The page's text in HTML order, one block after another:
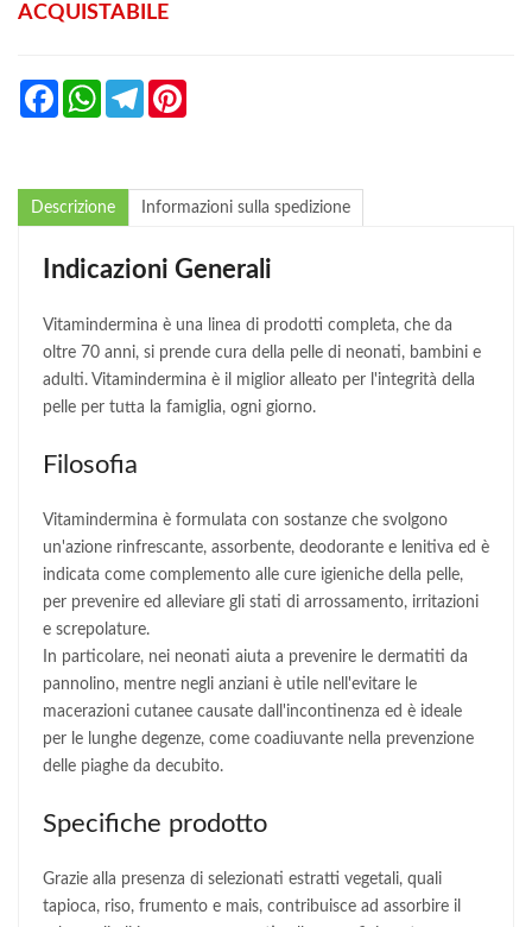
ACQUISTABILE
FacebookWhatsAppTelegram
Descrizione Informazioni sulla spedizione
Indicazioni Generali
Vitamindermina è una linea di prodotti completa, che da
oltre 70 anni, si prende cura della pelle di neonati, bambini e
adulti. Vitamindermina è il miglior alleato per l'integrità della
pelle per tutta la famiglia, ogni giorno.
Filosofia
Vitamindermina è formulata con sostanze che svolgono
un'azione rinfrescante, assorbente, deodorante e lenitiva ed è
indicata come complemento alle cure igieniche della pelle,
per prevenire ed alleviare gli stati di arrossamento, irritazioni
e screpolature.
In particolare, nei neonati aiuta a prevenire le dermatiti da
pannolino, mentre negli anziani è utile nell'evitare le
macerazioni cutanee causate dall'incontinenza ed è ideale
per le lunghe degenze, come coadiuvante nella prevenzione
delle piaghe da decubito.
Specifiche prodotto
Grazie alla presenza di selezionati estratti vegetali, quali
tapioca, riso, frumento e mais, contribuisce ad assorbire il